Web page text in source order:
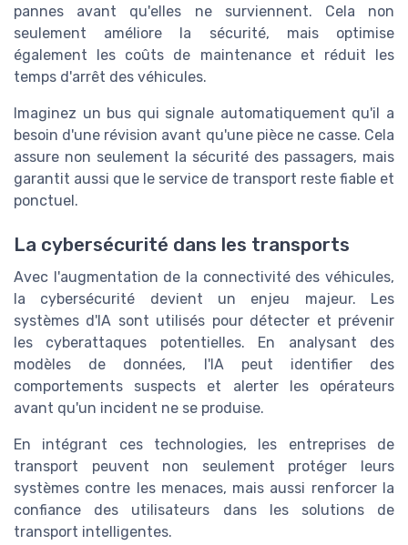
pannes avant qu'elles ne surviennent. Cela non
seulement améliore la sécurité, mais optimise
également les coûts de maintenance et réduit les
temps d'arrêt des véhicules.
Imaginez un bus qui signale automatiquement qu'il a
besoin d'une révision avant qu'une pièce ne casse. Cela
assure non seulement la sécurité des passagers, mais
garantit aussi que le service de transport reste fiable et
ponctuel.
La cybersécurité dans les transports
Avec l'augmentation de la connectivité des véhicules,
la cybersécurité devient un enjeu majeur. Les
systèmes d'IA sont utilisés pour détecter et prévenir
les cyberattaques potentielles. En analysant des
modèles de données, l'IA peut identifier des
comportements suspects et alerter les opérateurs
avant qu'un incident ne se produise.
En intégrant ces technologies, les entreprises de
transport peuvent non seulement protéger leurs
systèmes contre les menaces, mais aussi renforcer la
confiance des utilisateurs dans les solutions de
transport intelligentes.